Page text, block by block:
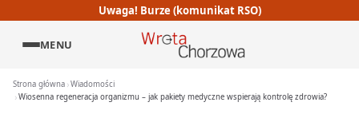
Uwaga! Burze (komunikat RSO)
MENU
Strona główna Wiadomości
Wiosenna regeneracja organizmu – jak pakiety medyczne wspierają kontrolę zdrowia?